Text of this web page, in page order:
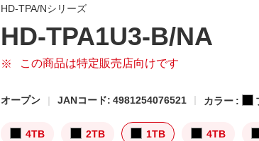
HD-TPA/Nシリーズ
HD-TPA1U3-B/NA
この商品は特定販売店向けです
オープン JANコード: 4981254076521 カラー :
4TB 2TB 1TB 4TB